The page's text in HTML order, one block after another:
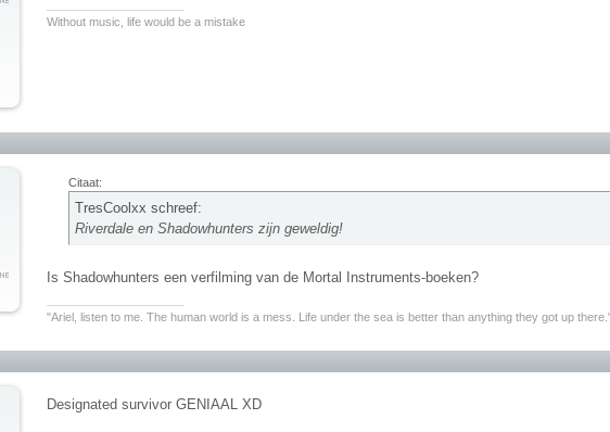
Without music, life would be a mistake
Citaat:
TresCoolxx schreef:
Riverdale en Shadowhunters zijn geweldig!
Is Shadowhunters een verfilming van de Mortal Instruments-boeken?
"Ariel, listen to me. The human world is a mess. Life under the sea is better than anything they got up
Designated survivor GENIAAL XD